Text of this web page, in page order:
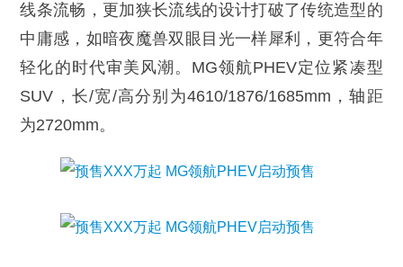
线条流畅，更加狭长流线的设计打破了传统造型的
中庸感，如暗夜魔兽双眼目光一样犀利，更符合年
轻化的时代审美风潮。MG领航PHEV定位紧凑型
SUV，长/宽/高分别为4610/1876/1685mm，轴距
为2720mm。